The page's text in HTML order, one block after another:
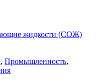
жидкости (СОЖ)
, Промышленность,